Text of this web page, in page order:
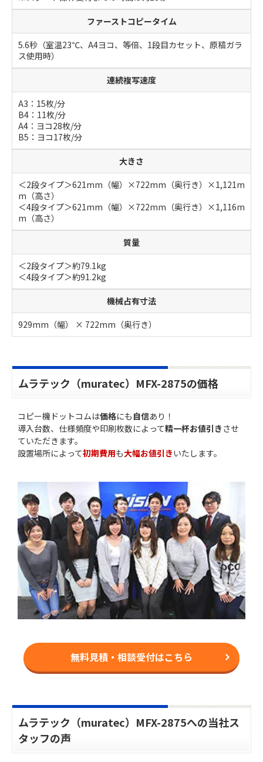
ファーストコピータイム
5.6秒（室温23℃、A4ヨコ、等倍、1段目カセット、原稿ガラ
ス使用時）
連続複写速度
A3：15枚/分
B4：11枚/分
A4：ヨコ28枚/分
B5：ヨコ17枚/分
大きさ
＜2段タイプ＞621mm（幅）×722mm（奥行き）×1,121m
m（高さ）
＜4段タイプ＞621mm（幅）×722mm（奥行き）×1,116m
m（高さ）
質量
＜2段タイプ＞約79.1kg
＜4段タイプ＞約91.2kg
機械占有寸法
929mm（幅） × 722mm（奥行き）
ムラテック（muratec）MFX-2875の価格
コピー機ドットコムは価格にも 自信あり！
導入台数、仕様頻度や印刷枚数によって精一杯お値引き させ
ていただきます。
設置場所によって初期費用も大幅お値引きいたします。
無料見積・相談受付はこちら
ムラテック（muratec）MFX-2875への当社ス
タッフの声